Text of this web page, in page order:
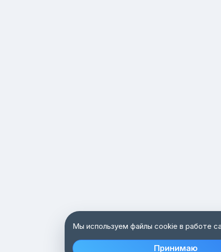
Мы используем файлы cookie в работе
Принимаю